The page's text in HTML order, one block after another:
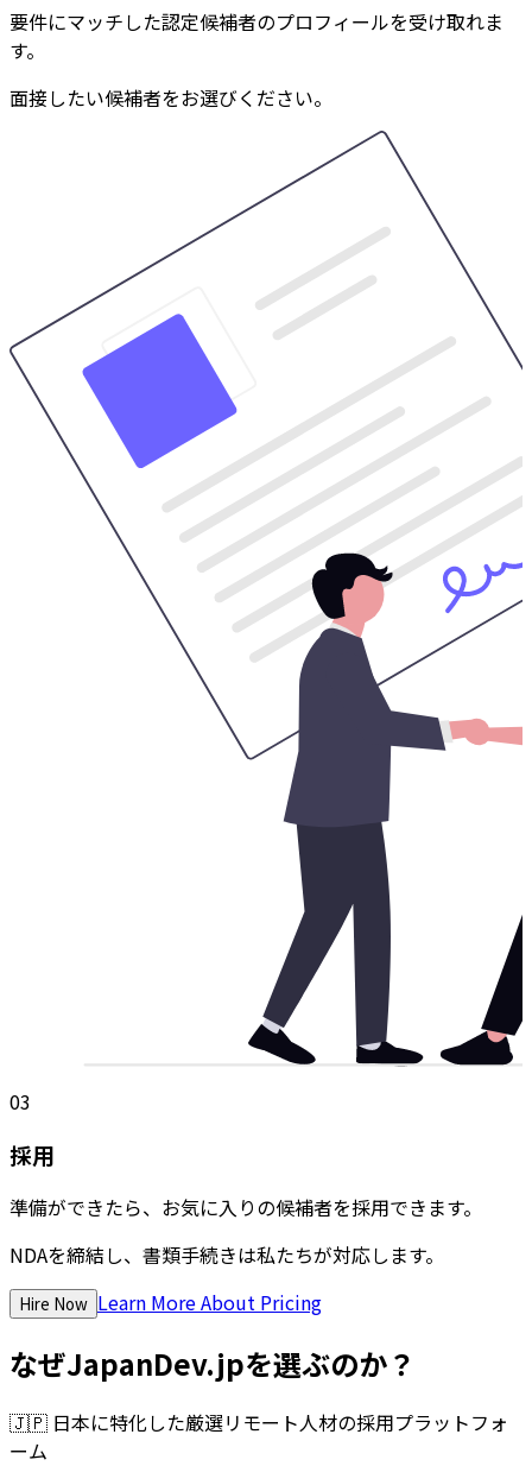
要件にマッチした認定候補者のプロフィールを受け取れま
す。
面接したい候補者をお選びください。
03
採用
準備ができたら、お気に入りの候補者を採用できます。
NDAを締結し、書類手続きは私たちが対応します。
Hire Now Learn More About Pricing
なぜJapanDev.jpを選ぶのか？
🇯🇵 日本に特化した厳選リモート人材の採用プラットフォ
ーム